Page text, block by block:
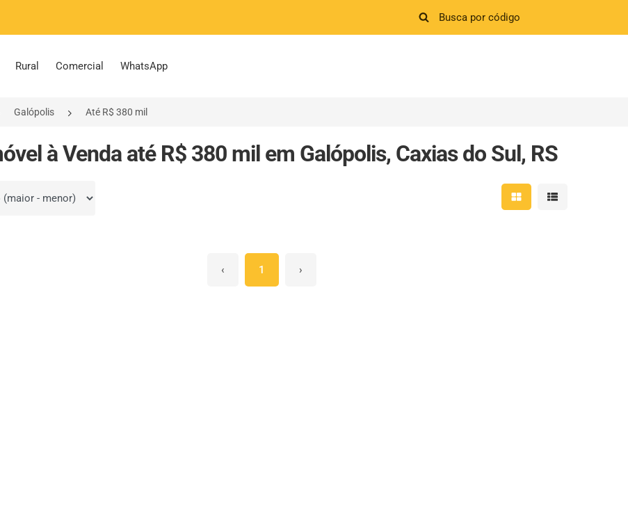
Rural Comercial WhatsApp
Galópolis Até R$ 380 mil
à Venda até R$ 380 mil em Galópolis, Caxias do Sul, RS
por Mostrar resultados em
Mostrar
‹ 1 ›